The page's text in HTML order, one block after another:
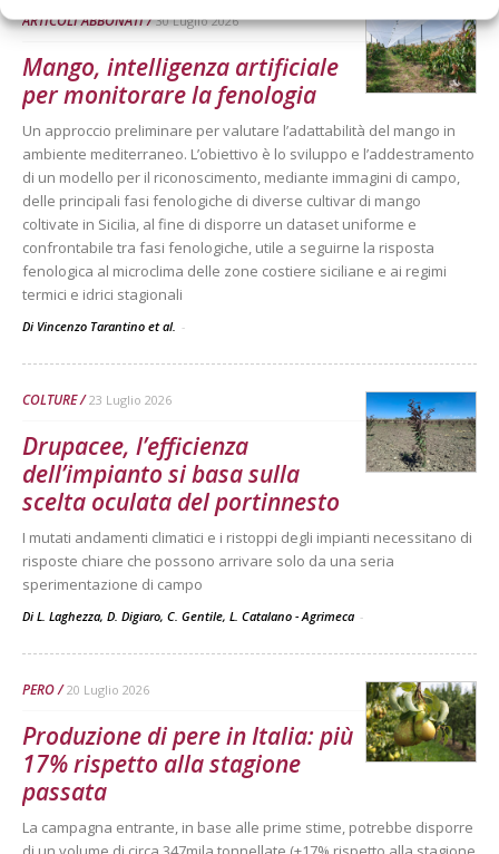
ARTICOLI ABBONATI 30 Luglio 2026
Mango, intelligenza artificiale
per monitorare la fenologia
Un approccio preliminare per valutare l’adattabilità del mango in
ambiente mediterraneo. L’obiettivo è lo sviluppo e l’addestramento
di un modello per il riconoscimento, mediante immagini di campo,
delle principali fasi fenologiche di diverse cultivar di mango
coltivate in Sicilia, al fine di disporre un dataset uniforme e
confrontabile tra fasi fenologiche, utile a seguirne la risposta
fenologica al microclima delle zone costiere siciliane e ai regimi
termici e idrici stagionali
Di Vincenzo Tarantino et al. -
COLTURE 23 Luglio 2026
Drupacee, l’efficienza
dell’impianto si basa sulla
scelta oculata del portinnesto
I mutati andamenti climatici e i ristoppi degli impianti necessitano di
risposte chiare che possono arrivare solo da una seria
sperimentazione di campo
Di L. Laghezza, D. Digiaro, C. Gentile, L. Catalano - Agrimeca -
PERO 20 Luglio 2026
Produzione di pere in Italia: più
17% rispetto alla stagione
passata
La campagna entrante, in base alle prime stime, potrebbe disporre